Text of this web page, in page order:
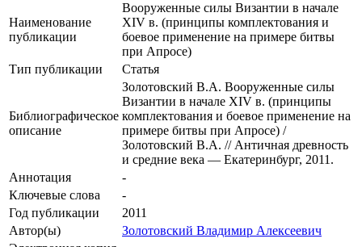
Наименование
публикации
Вооруженные силы Византии в начале
XIV в. (принципы комплектования и
боевое применение на примере битвы
при Апросе)
Тип публикации
Статья
Библиографическое
описание
Золотовский В.А. Вооруженные силы
Византии в начале XIV в. (принципы
комплектования и боевое применение на
примере битвы при Апросе) /
Золотовский В.А. // Античная древность
и средние века — Екатеринбург, 2011.
Аннотация
-
Ключевые cлова
-
Год публикации
2011
Автор(ы)
Золотовский Владимир Алексеевич